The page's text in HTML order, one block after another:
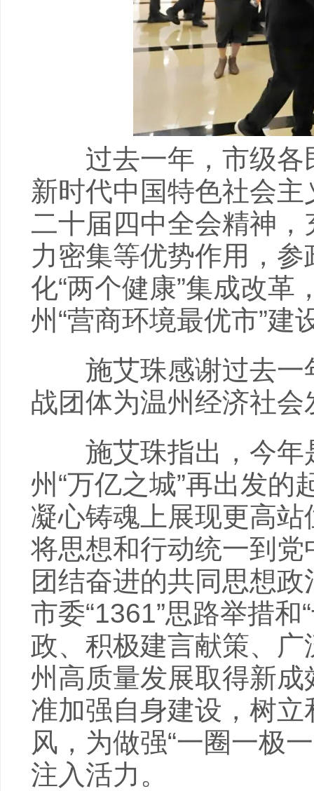
过去一年，市级各
新时代中国特色社会
二十届四中全会精神
力密集等优势作用，
化“两个健康”集成改革
州“营商环境最优市”建
施艾珠感谢过去一
战团体为温州经济社
施艾珠指出，今年
州“万亿之城”再出发
凝心铸魂上展现更高
将思想和行动统一到
团结奋进的共同思想
市委“1361”思路举措
政、积极建言献策、
州高质量发展取得新
准加强自身建设，树立
风，为做强“一圈一极
注入活力。